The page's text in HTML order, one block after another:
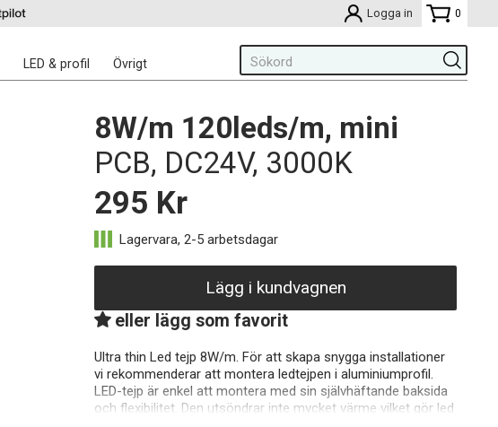
Logga in 0
LED & profil Övrigt
8W/m 120leds/m, mini
PCB, DC24V, 3000K
295 Kr
Lägg i kundvagnen
eller lägg som favorit
Ultra thin Led tejp 8W/m. För att skapa snygga installationer
vi rekommenderar att montera ledtejpen i aluminiumprofil.
LED-tejp är enkel att montera med sin självhäftande baksida
och flexibilitet. Den utsöndrar inte mycket värme vilket gör led